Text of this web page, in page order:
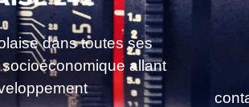
dans toutes ses
allant